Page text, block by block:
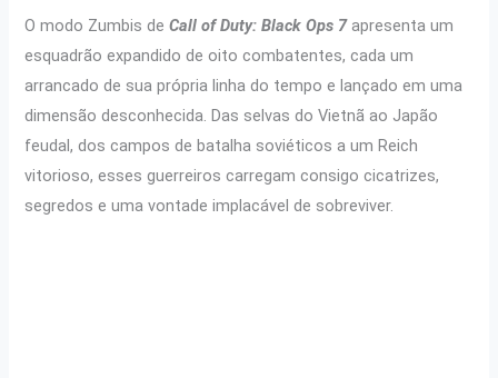
O modo Zumbis deCall of Duty: Black Ops 7apresenta um
esquadrão expandido de oito combatentes, cada um
arrancado de sua própria linha do tempo e lançado em uma
dimensão desconhecida. Das selvas do Vietnã ao Japão
feudal, dos campos de batalha soviéticos a um Reich
vitorioso, esses guerreiros carregam consigo cicatrizes,
segredos e uma vontade implacável de sobreviver.